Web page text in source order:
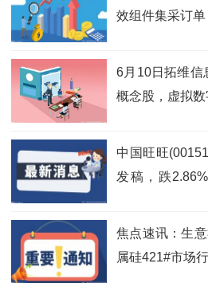
效组件集采订单
6月10日拓维信
概念股，虚拟
中国旺旺
发稿，跌
焦点速讯：生
属硅421#市场